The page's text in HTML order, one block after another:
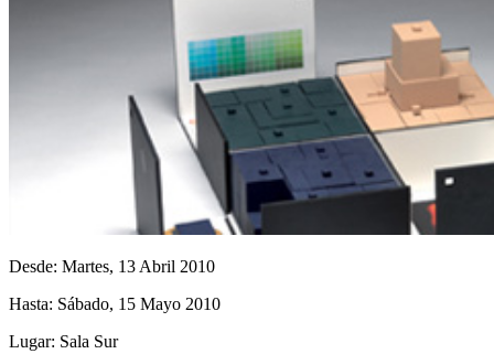
Desde: Martes, 13 Abril 2010
Hasta: Sábado, 15 Mayo 2010
Lugar: Sala Sur